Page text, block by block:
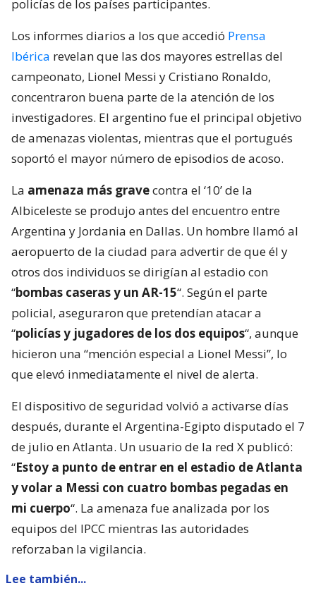
policías de los países participantes.
Los informes diarios a los que accedió Prensa
Ibérica revelan que las dos mayores estrellas del
campeonato, Lionel Messi y Cristiano Ronaldo,
concentraron buena parte de la atención de los
investigadores. El argentino fue el principal objetivo
de amenazas violentas, mientras que el portugués
soportó el mayor número de episodios de acoso.
La amenaza más gravecontra el ‘10’ de la
Albiceleste se produjo antes del encuentro entre
Argentina y Jordania en Dallas. Un hombre llamó al
aeropuerto de la ciudad para advertir de que él y
otros dos individuos se dirigían al estadio con
“bombas caseras y un AR-15“. Según el parte
policial, aseguraron que pretendían atacar a
“policías y jugadores de los dos equipos“, aunque
hicieron una “mención especial a Lionel Messi”, lo
que elevó inmediatamente el nivel de alerta.
El dispositivo de seguridad volvió a activarse días
después, durante el Argentina-Egipto disputado el 7
de julio en Atlanta. Un usuario de la red X publicó:
“Estoy a punto de entrar en el estadio de Atlanta
y volar a Messi con cuatro bombas pegadas en
mi cuerpo“. La amenaza fue analizada por los
equipos del IPCC mientras las autoridades
reforzaban la vigilancia.
Lee también...